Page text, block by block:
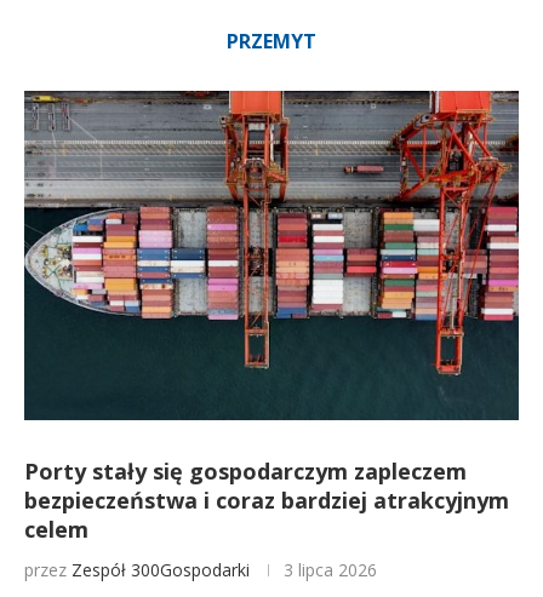
PRZEMYT
Porty stały się gospodarczym zapleczem
bezpieczeństwa i coraz bardziej atrakcyjnym
celem
przez Zespół 300Gospodarki 3 lipca 2026